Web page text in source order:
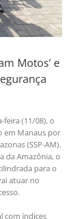
Motos’ e
(11/08), o
em Manaus por
(SSP-AM).
Amazônia, o
para o
atuar no
com índices